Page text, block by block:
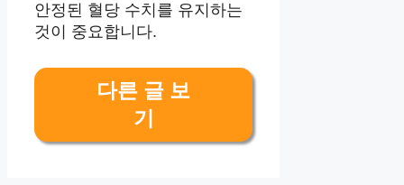
안정된 혈당 수치를 유지하는
것이 중요합니다.
다른 글 보
기